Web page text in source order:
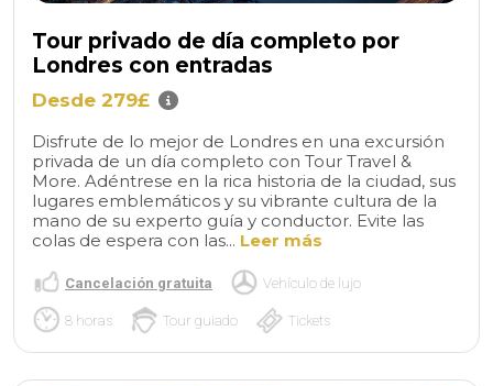
Tour privado de día completo por
Londres con entradas
Desde 279£
Disfrute de lo mejor de Londres en una excursión
privada de un día completo con Tour Travel &
More. Adéntrese en la rica historia de la ciudad, sus
lugares emblemáticos y su vibrante cultura de la
mano de su experto guía y conductor. Evite las
colas de espera con las... Leer más
Cancelación gratuita Vehículo de lujo
8 horas Tour guiado Tickets